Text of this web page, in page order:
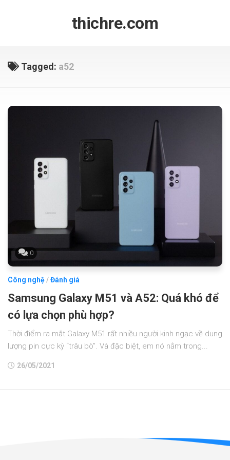
thichre.com
Tagged: a52
0
Công nghệ/Đánh giá
Samsung Galaxy M51 và A52: Quá khó để
có lựa chọn phù hợp?
Thời điểm ra mắt Galaxy M51 rất nhiều người kinh ngạc về dung
lượng pin cực kỳ “trâu bò”. Và đặc biệt, em nó nằm trong...
26/05/2021